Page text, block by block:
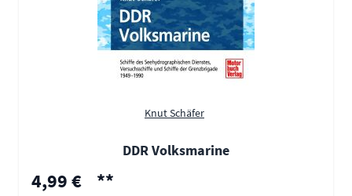
Knut Schäfer
DDR Volksmarine
Sonderpreis
4,99 € **